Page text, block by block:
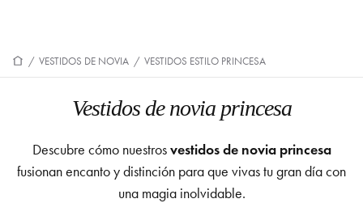
/ VESTIDOS DE NOVIA / VESTIDOS ESTILO PRINCESA
Vestidos de novia princesa
Descubre cómo nuestrosvestidos de novia princesa
fusionan encanto y distinción para que vivas tu gran día con
una magia inolvidable.